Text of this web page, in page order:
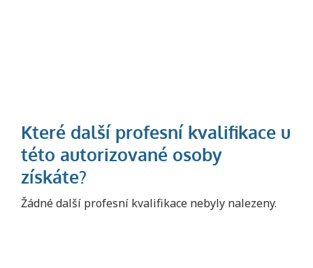
Žádné další profesní kvalifikace nebyly nalezeny.
Projděte si seznam profesních kvalifikací.